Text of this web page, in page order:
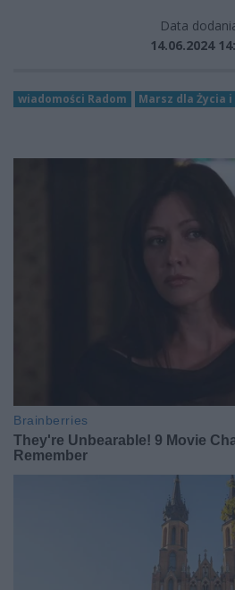
Data
14.06.2024
wiadomości Radom Marsz dla Życia i